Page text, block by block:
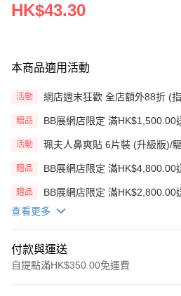
HK$43.30
本商品適用活動
活動 網店週末狂歡 全店額外88折 (
贈品
BB展網店限定 滿HK$1,500.00
活動
珮夫人鼻爽貼 6片裝 (升級版)/
贈品
BB展網店限定 滿HK$4,800.00
贈品
BB展網店限定 滿HK$2,800.00
品)(送完即止)
查看更多
付款與運送
自提點滿HK$350.00免運費